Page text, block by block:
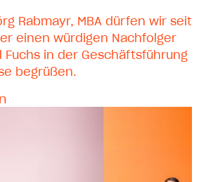
Rabmayr, MBA dürfen wir seit
einen würdigen Nachfolger
Fuchs in der Geschäftsführung
begrüßen.